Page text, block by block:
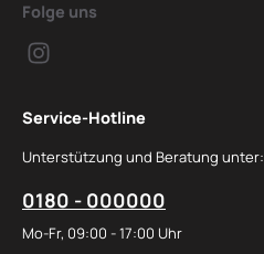
Folge uns
Service-Hotline
Unterstützung und Beratung unter:
0180 - 000000
Mo-Fr, 09:00 - 17:00 Uhr